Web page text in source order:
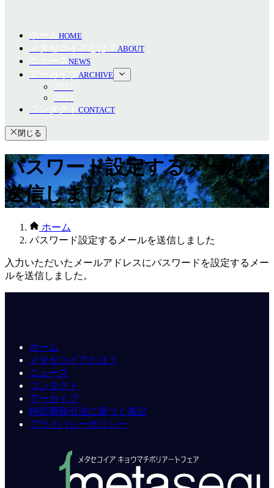
HOME
ABOUT
NEWS
ARCHIVE
CONTACT
閉じる
パスワード設定するメールを
送信しました
ホーム
パスワード設定するメールを送信しました
入力いただいたメールアドレスにパスワードを設定するメー
ルを送信しました。
ホーム
メタセコイアとは？
ニュース
コンタクト
アーカイブ
特定商取引法に基づく表記
プライバシーポリシー